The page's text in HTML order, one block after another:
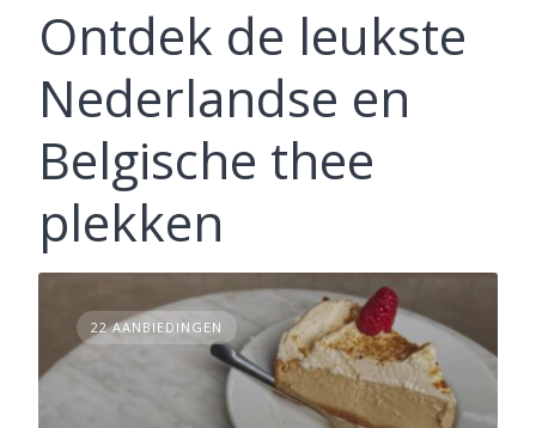
Ontdek de leukste
Nederlandse en
Belgische thee
plekken
22 AANBIEDINGEN